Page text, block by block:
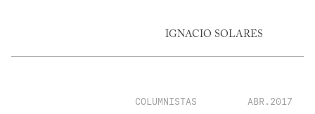
IGNACIO SOLARES
COLUMNISTAS ABR.2017